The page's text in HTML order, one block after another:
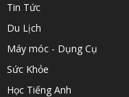
Tin Tức
Du Lịch
Máy móc - Dụng Cụ
Sức Khỏe
Học Tiếng Anh